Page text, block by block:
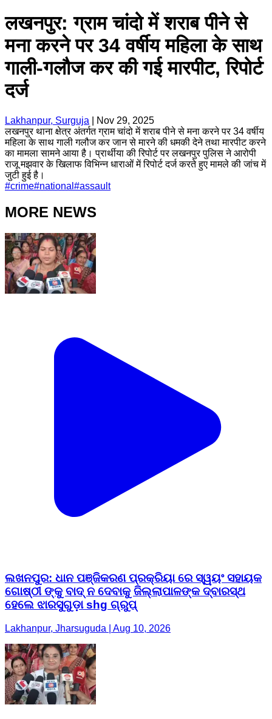
लखनपुर: ग्राम चांदो में शराब पीने से
मना करने पर 34 वर्षीय महिला के साथ
गाली-गलौज कर की गई मारपीट, रिपोर्ट
दर्ज
Lakhanpur, Surguja
Nov 29, 2025
लखनपुर थाना क्षेत्र अंतर्गत ग्राम चांदो में शराब पीने से मना करने पर 34 वर्षीय
महिला के साथ गाली गलौज कर जान से मारने की धमकी देने तथा मारपीट करने
का मामला सामने आया है। प्रार्थीया की रिपोर्ट पर लखनपुर पुलिस ने आरोपी
राजू मझवार के खिलाफ विभिन्न धाराओं में रिपोर्ट दर्ज करते हुए मामले की जांच में
जुटी हुई है।
#crime#national #assault
MORE NEWS
ଲଖନପୁର: ଧାନ ପଞ୍ଜିକରଣ ପ୍ରକ୍ରିୟା ରେ ସ୍ୱୟଂ ସହାୟକ
ଗୋଷ୍ଠୀ ଙ୍କୁ ବାଦ୍ ନ ଦେବାକୁ ଜିଲ୍ଲାପାଳଙ୍କ ଦ୍ବାରସ୍ଥ
ହେଲେ ଝାରସୁଗୁଡ଼ା shg ଗ୍ରୁପ୍
Lakhanpur, Jharsuguda | Aug 10, 2026